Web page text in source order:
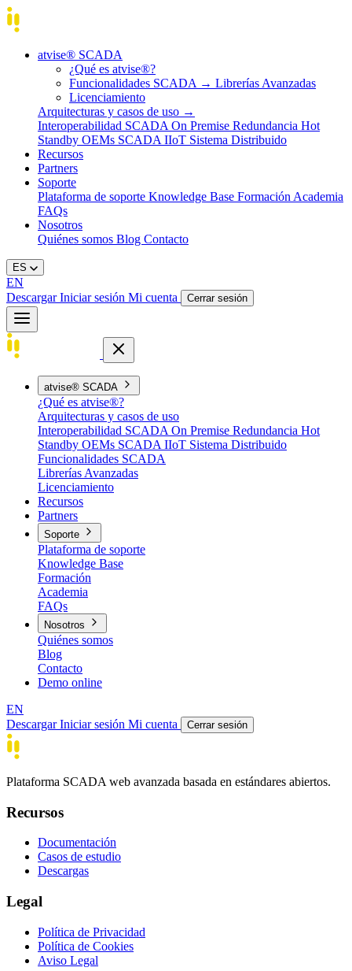
atvise® SCADA
¿Qué es atvise®?
Funcionalidades SCADA → Librerías Avanzadas
Licenciamiento
Arquitecturas y casos de uso →
Interoperabilidad SCADA On Premise Redundancia Hot
Standby OEMs SCADA IIoT Sistema Distribuido
Recursos
Partners
Soporte
Plataforma de soporte Knowledge Base Formación Academia
FAQs
Nosotros
Quiénes somos Blog Contacto
ES
EN
DescargarIniciar sesión Mi cuenta Cerrar sesión
atvise® SCADA
¿Qué es atvise®?
Arquitecturas y casos de uso
Interoperabilidad SCADA On Premise Redundancia Hot
Standby OEMs SCADA IIoT Sistema Distribuido
Funcionalidades SCADA
Librerías Avanzadas
Licenciamiento
Recursos
Partners
Soporte
Plataforma de soporte
Knowledge Base
Formación
Academia
FAQs
Nosotros
Quiénes somos
Blog
Contacto
Demo online
EN
DescargarIniciar sesión Mi cuenta Cerrar sesión
Plataforma SCADA web avanzada basada en estándares abiertos.
Recursos
Documentación
Casos de estudio
Descargas
Legal
Política de Privacidad
Política de Cookies
Aviso Legal